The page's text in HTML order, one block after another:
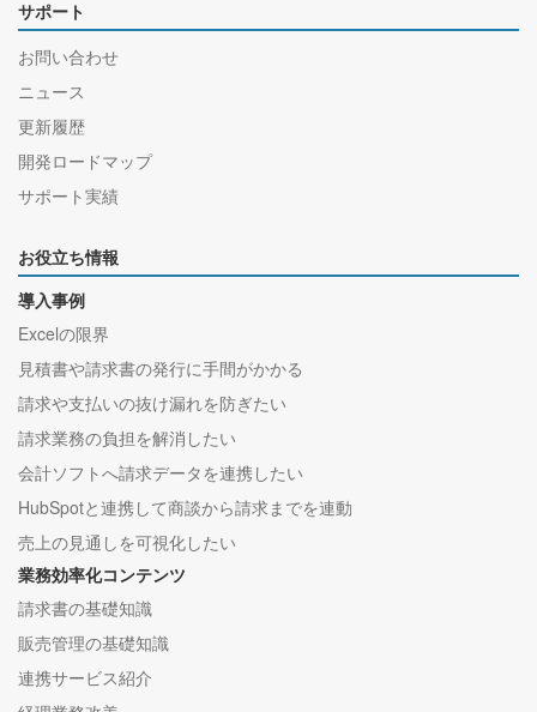
サポート
お問い合わせ
ニュース
更新履歴
開発ロードマップ
サポート実績
お役立ち情報
導入事例
Excelの限界
見積書や請求書の発行に手間がかかる
請求や支払いの抜け漏れを防ぎたい
請求業務の負担を解消したい
会計ソフトへ請求データを連携したい
HubSpotと連携して商談から請求までを連動
売上の見通しを可視化したい
業務効率化コンテンツ
請求書の基礎知識
販売管理の基礎知識
連携サービス紹介